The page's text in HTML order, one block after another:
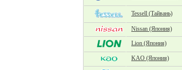
Tessell (Тайвань)
Nissan (Япония)
Lion (Япония)
KAO (Япония)